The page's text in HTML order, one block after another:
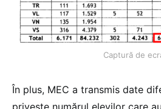
Captură de
În plus, MEC a transmis date
privește numărul elevilor care